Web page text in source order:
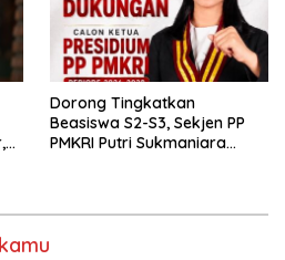
Dorong Tingkatkan
Beasiswa S2-S3, Sekjen PP
PMKRI Putri Sukmaniara